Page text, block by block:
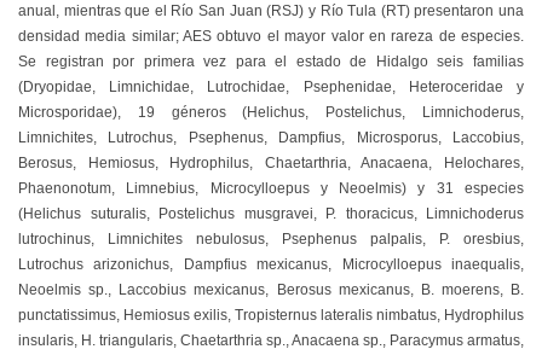
anual, mientras que el Río San Juan (RSJ) y Río Tula (RT) presentaron una
densidad media similar; AES obtuvo el mayor valor en rareza de especies.
Se registran por primera vez para el estado de Hidalgo seis familias
(Dryopidae, Limnichidae, Lutrochidae, Psephenidae, Heteroceridae y
Microsporidae), 19 géneros (Helichus, Postelichus, Limnichoderus,
Limnichites, Lutrochus, Psephenus, Dampfius, Microsporus, Laccobius,
Berosus, Hemiosus, Hydrophilus, Chaetarthria, Anacaena, Helochares,
Phaenonotum, Limnebius, Microcylloepus y Neoelmis) y 31 especies
(Helichus suturalis, Postelichus musgravei, P. thoracicus, Limnichoderus
lutrochinus, Limnichites nebulosus, Psephenus palpalis, P. oresbius,
Lutrochus arizonichus, Dampfius mexicanus, Microcylloepus inaequalis,
Neoelmis sp., Laccobius mexicanus, Berosus mexicanus, B. moerens, B.
punctatissimus, Hemiosus exilis, Tropisternus lateralis nimbatus, Hydrophilus
insularis, H. triangularis, Chaetarthria sp., Anacaena sp., Paracymus armatus,